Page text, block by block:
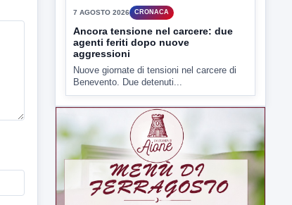
Nuove giornate di tensioni nel carcere di
Benevento. Due detenuti...